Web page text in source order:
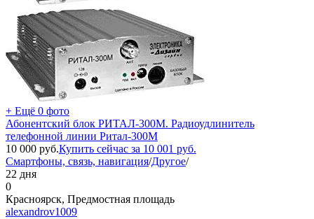
+ Ещё 0 фото
Абонентский блок РИТАЛ-300М. Радиоудлинитель
телефонной линии Ритал-300М
10 000 руб.Купить сейчас за 10 001 руб.
Смартфоны, связь, навигация/Другое/
22 дня
0
Красноярск, Предмостная площадь
alexandrov1009